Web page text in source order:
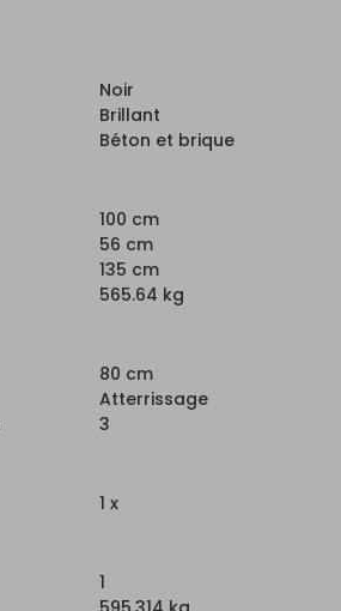
Noir
Brillant
Béton et brique
100 cm
56 cm
135 cm
565.64 kg
80 cm
Atterrissage
3
1 x
1